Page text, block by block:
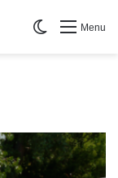
Menu
Switch skin